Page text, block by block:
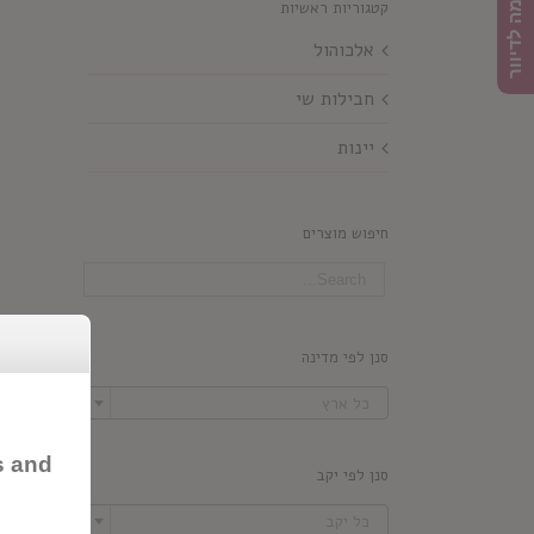
קטגוריות ראשיות
אלכוהול
חבילות שי
יינות
חיפוש מוצרים
סנן לפי מדינה
סנן לפי יקב
and